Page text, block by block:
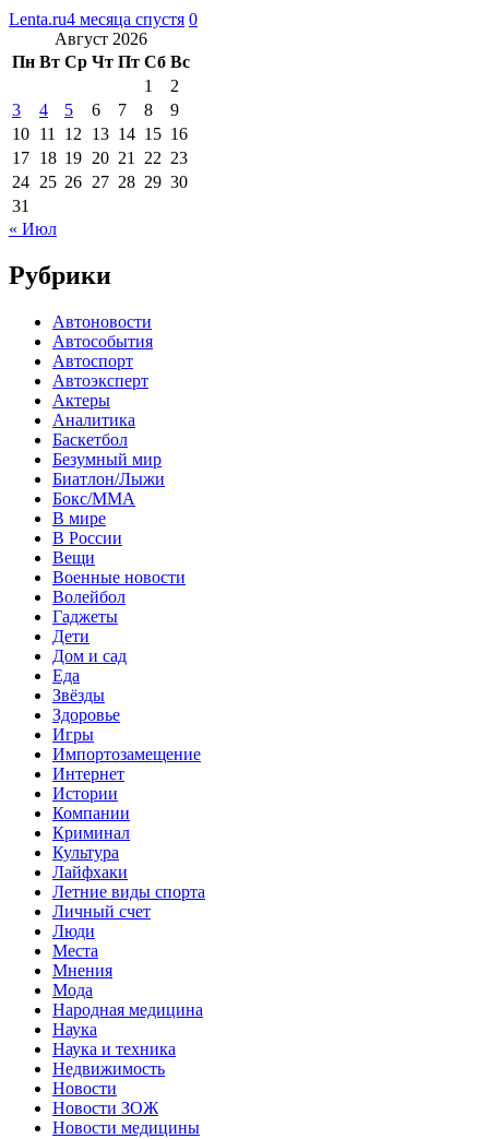
Lenta.ru4 месяца спустя 0
Август 2026
Пн Вт Ср Чт Пт Сб Вс
1
2
3
4 5 6 7 8
9
10 11 12 13 14 15 16
17 18 19 20 21 22 23
24 25 26 27 28 29 30
31
« Июл
Рубрики
Автоновости
Автособытия
Автоспорт
Автоэксперт
Актеры
Аналитика
Баскетбол
Безумный мир
Биатлон/Лыжи
Бокс/MMA
В мире
В России
Вещи
Военные новости
Волейбол
Гаджеты
Дети
Дом и сад
Еда
Звёзды
Здоровье
Игры
Импортозамещение
Интернет
Истории
Компании
Криминал
Культура
Лайфхаки
Летние виды спорта
Личный счет
Люди
Места
Мнения
Мода
Народная медицина
Наука
Наука и техника
Недвижимость
Новости
Новости ЗОЖ
Новости медицины